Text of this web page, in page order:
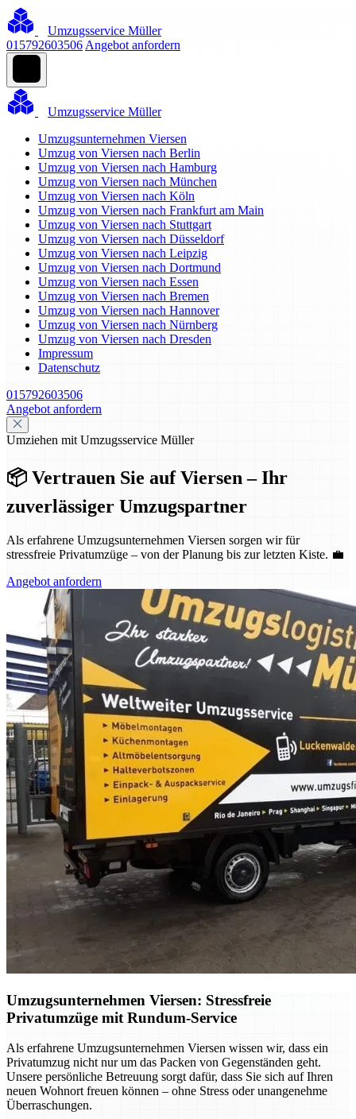
Umzugsservice Müller
015792603506 Angebot anfordern
Umzugsservice Müller
Umzugsunternehmen Viersen
Umzug von Viersen nach Berlin
Umzug von Viersen nach Hamburg
Umzug von Viersen nach München
Umzug von Viersen nach Köln
Umzug von Viersen nach Frankfurt am Main
Umzug von Viersen nach Stuttgart
Umzug von Viersen nach Düsseldorf
Umzug von Viersen nach Leipzig
Umzug von Viersen nach Dortmund
Umzug von Viersen nach Essen
Umzug von Viersen nach Bremen
Umzug von Viersen nach Hannover
Umzug von Viersen nach Nürnberg
Umzug von Viersen nach Dresden
Impressum
Datenschutz
015792603506
Angebot anfordern
Umziehen mit Umzugsservice Müller
📦 Vertrauen Sie auf Viersen – Ihr
zuverlässiger Umzugspartner
Als erfahrene Umzugsunternehmen Viersen sorgen wir für
stressfreie Privatumzüge – von der Planung bis zur letzten Kiste. 💼
Angebot anfordern
Umzugsunternehmen Viersen: Stressfreie
Privatumzüge mit Rundum-Service
Als erfahrene Umzugsunternehmen Viersen wissen wir, dass ein
Privatumzug nicht nur um das Packen von Gegenständen geht.
Unsere persönliche Betreuung sorgt dafür, dass Sie sich auf Ihren
neuen Wohnort freuen können – ohne Stress oder unangenehme
Überraschungen.